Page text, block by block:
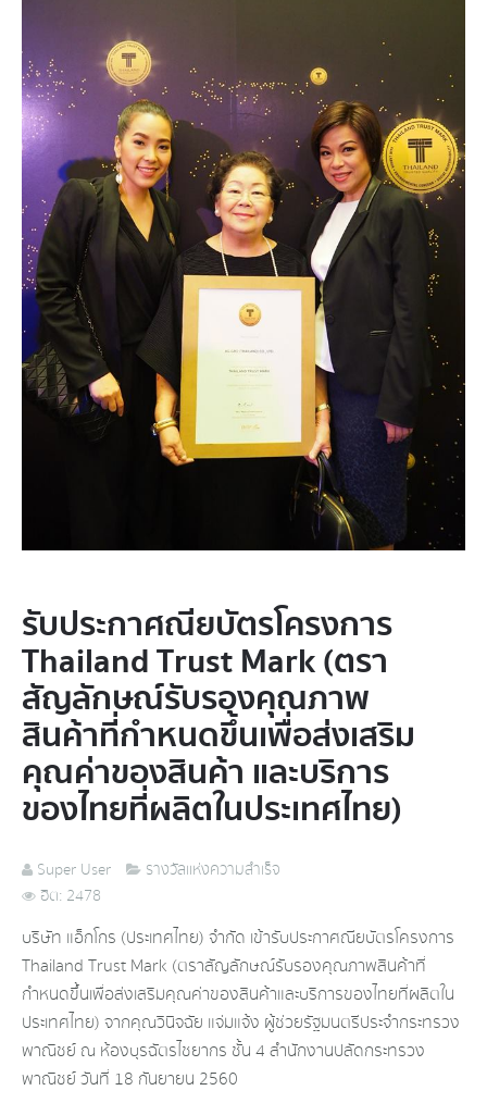
รับประกาศณียบัตรโครงการ
Thailand Trust Mark (ตรา
สัญลักษณ์รับรองคุณภาพ
สินค้าที่กำหนดขึ้นเพื่อส่งเสริม
คุณค่าของสินค้า และบริการ
ของไทยที่ผลิตในประเทศไทย)
Super User
รางวัลแห่งความสำเร็จ
ฮิต: 2478
บริษัท แอ็กโกร (ประเทศไทย) จำกัด เข้ารับประกาศณียบัตรโครงการ
Thailand Trust Mark (ตราสัญลักษณ์รับรองคุณภาพสินค้าที่
กำหนดขึ้นเพื่อส่งเสริมคุณค่าของสินค้าและบริการของไทยที่ผลิตใน
ประเทศไทย) จากคุณวินิจฉัย แจ่มแจ้ง ผู้ช่วยรัฐมนตรีประจำกระทรวง
พาณิชย์ ณ ห้องบุรฉัตรไชยากร ชั้น 4 สำนักงานปลัดกระทรวง
พาณิชย์ วันที่ 18 กันยายน 2560